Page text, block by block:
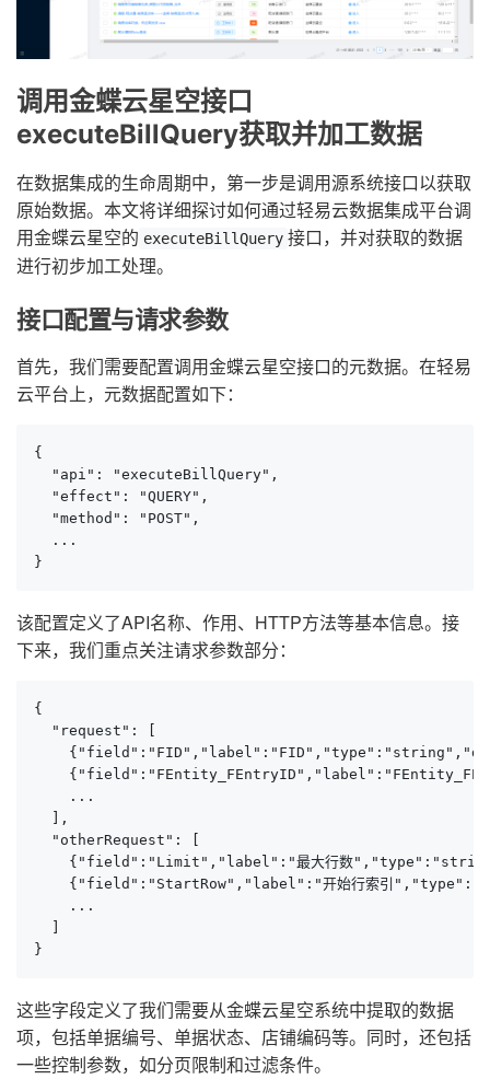
调用金蝶云星空接口
executeBillQuery获取并加工数据
在数据集成的生命周期中，第一步是调用源系统接口以获取
原始数据。本文将详细探讨如何通过轻易云数据集成平台调
用金蝶云星空的 executeBillQuery 接口，并对获取的数据
进行初步加工处理。
接口配置与请求参数
首先，我们需要配置调用金蝶云星空接口的元数据。在轻易
云平台上，元数据配置如下：
{
  "api": "executeBillQuery",
  "effect": "QUERY",
  "method": "POST",
  ...
}
该配置定义了API名称、作用、HTTP方法等基本信息。接
下来，我们重点关注请求参数部分：
{
  "request": [
    ...
  ],
  "otherRequest": [
{"field":"Limit","label":"最大行数
{"field":"StartRow","label":"开始行索引
    ...
}
这些字段定义了我们需要从金蝶云星空系统中提取的数据
项，包括单据编号、单据状态、店铺编码等。同时，还包括
一些控制参数，如分页限制和过滤条件。